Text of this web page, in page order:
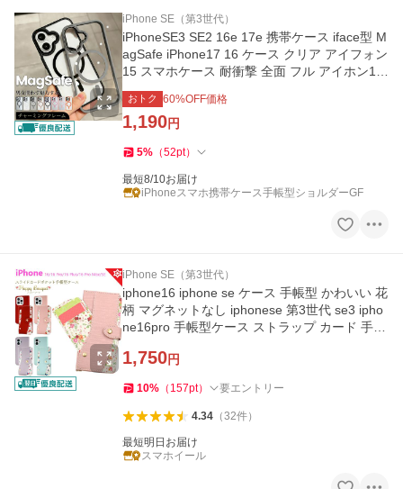
iPhone SE（第3世代）
iPhoneSE3 SE2 16e 17e 携帯ケース iface型 M
agSafe iPhone17 16 ケース クリア アイフォン
15 スマホケース 耐衝撃 全面 フル アイホン13
12 14 カバー
おトク 60%OFF価格
1,190円
5% （52pt）
最短8/10お届け
iPhoneスマホ携帯ケース手帳型ショルダーGF
iPhone SE（第3世代）
iphone16 iphone se ケース 手帳型 かわいい 花
柄 マグネットなし iphonese 第3世代 se3 ipho
ne16pro 手帳型ケース ストラップ カード 手帳
1,750円
10% （ 157pt） 要エントリー
4.34（32件）
最短明日お届け
スマホイール